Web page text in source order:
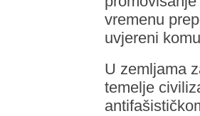
vremenu
uvjereni
U zemljama
temelje